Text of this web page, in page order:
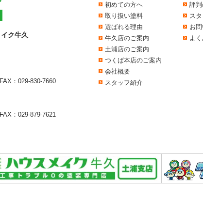
ク牛久
FAX：029-830-7660
FAX：029-879-7621
初めての方へ
取り扱い塗料
選ばれる理由
牛久店のご案内
土浦店のご案内
つくば本店のご案内
会社概要
スタッフ紹介
評
ス
お
よ